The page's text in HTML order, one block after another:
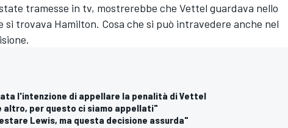
tramesse in tv, mostrerebbe che Vettel guardava nello
trovava Hamilton. Cosa che si può intravedere anche nel
l'intenzione di appellare la penalità di Vettel
per questo ci siamo appellati"
Lewis, ma questa decisione assurda"